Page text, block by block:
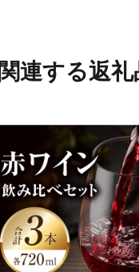
関連する返